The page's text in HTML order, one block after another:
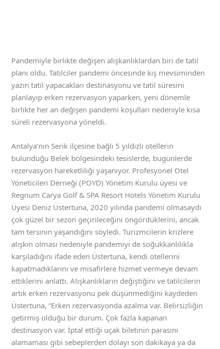
Pandemiyle birlikte değişen alışkanlıklardan biri de tatil
planı oldu. Tatilciler pandemi öncesinde kış mevsiminden
yazın tatil yapacakları destinasyonu ve tatil süresini
planlayıp erken rezervasyon yaparken, yeni dönemle
birlikte her an değişen pandemi koşulları nedeniyle kısa
süreli rezervasyona yöneldi.
Antalya’nın Serik ilçesine bağlı 5 yıldızlı otellerin
bulunduğu Belek bölgesindeki tesislerde, bugünlerde
rezervasyon hareketliliği yaşanıyor. Profesyonel Otel
Yöneticileri Derneği (POYD) Yönetim Kurulu üyesi ve
Regnum Carya Golf & SPA Resort Hotels Yönetim Kurulu
Üyesi Deniz Üstertuna, 2020 yılında pandemi olmasaydı
çok güzel bir sezon geçirileceğini öngördüklerini, ancak
tam tersinin yaşandığını söyledi. Turizmcilerin krizlere
alışkın olması nedeniyle pandemiyi de soğukkanlılıkla
karşıladığını ifade eden Üstertuna, kendi otellerini
kapatmadıklarını ve misafirlere hizmet vermeye devam
ettiklerini anlattı. Alışkanlıkların değiştiğini ve tatilcilerin
artık erken rezervasyonu pek düşünmediğini kaydeden
Üstertuna, “Erken rezervasyonda azalma var. Belirsizliğin
getirmiş olduğu bir durum. Çok fazla kapanan
destinasyon var. İptal ettiği uçak biletinin parasını
alamaması gibi sebeplerden dolayı son dakikaya ya da